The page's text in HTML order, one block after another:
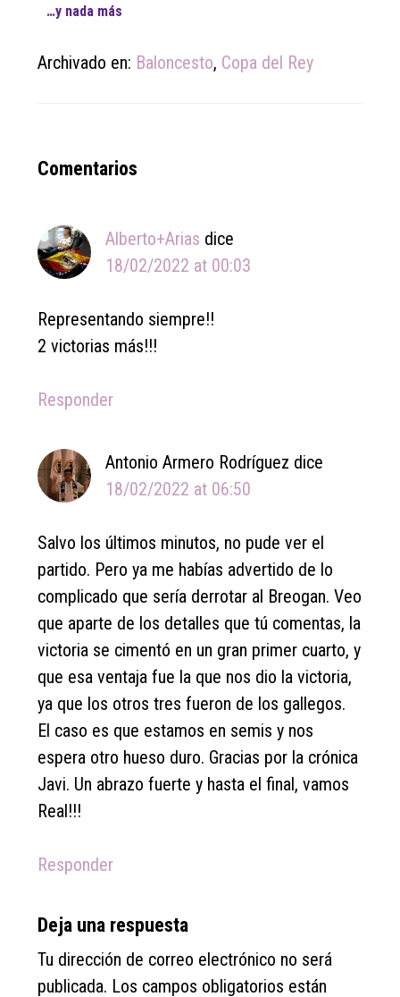
…y nada más
Archivado en: Baloncesto, Copa del Rey
Reader
Comentarios
Alberto+Arias dice
18/02/2022 at 00:03
Representando siempre!!
2 victorias más!!!
Responder
Antonio Armero Rodríguez dice
18/02/2022 at 06:50
Salvo los últimos minutos, no pude ver el
partido. Pero ya me habías advertido de lo
complicado que sería derrotar al Breogan. Veo
que aparte de los detalles que tú comentas, la
victoria se cimentó en un gran primer cuarto, y
que esa ventaja fue la que nos dio la victoria,
ya que los otros tres fueron de los gallegos.
El caso es que estamos en semis y nos
espera otro hueso duro. Gracias por la crónica
Javi. Un abrazo fuerte y hasta el final, vamos
Real!!!
Responder
Deja una respuesta
Tu dirección de correo electrónico no será
publicada. Los campos obligatorios están